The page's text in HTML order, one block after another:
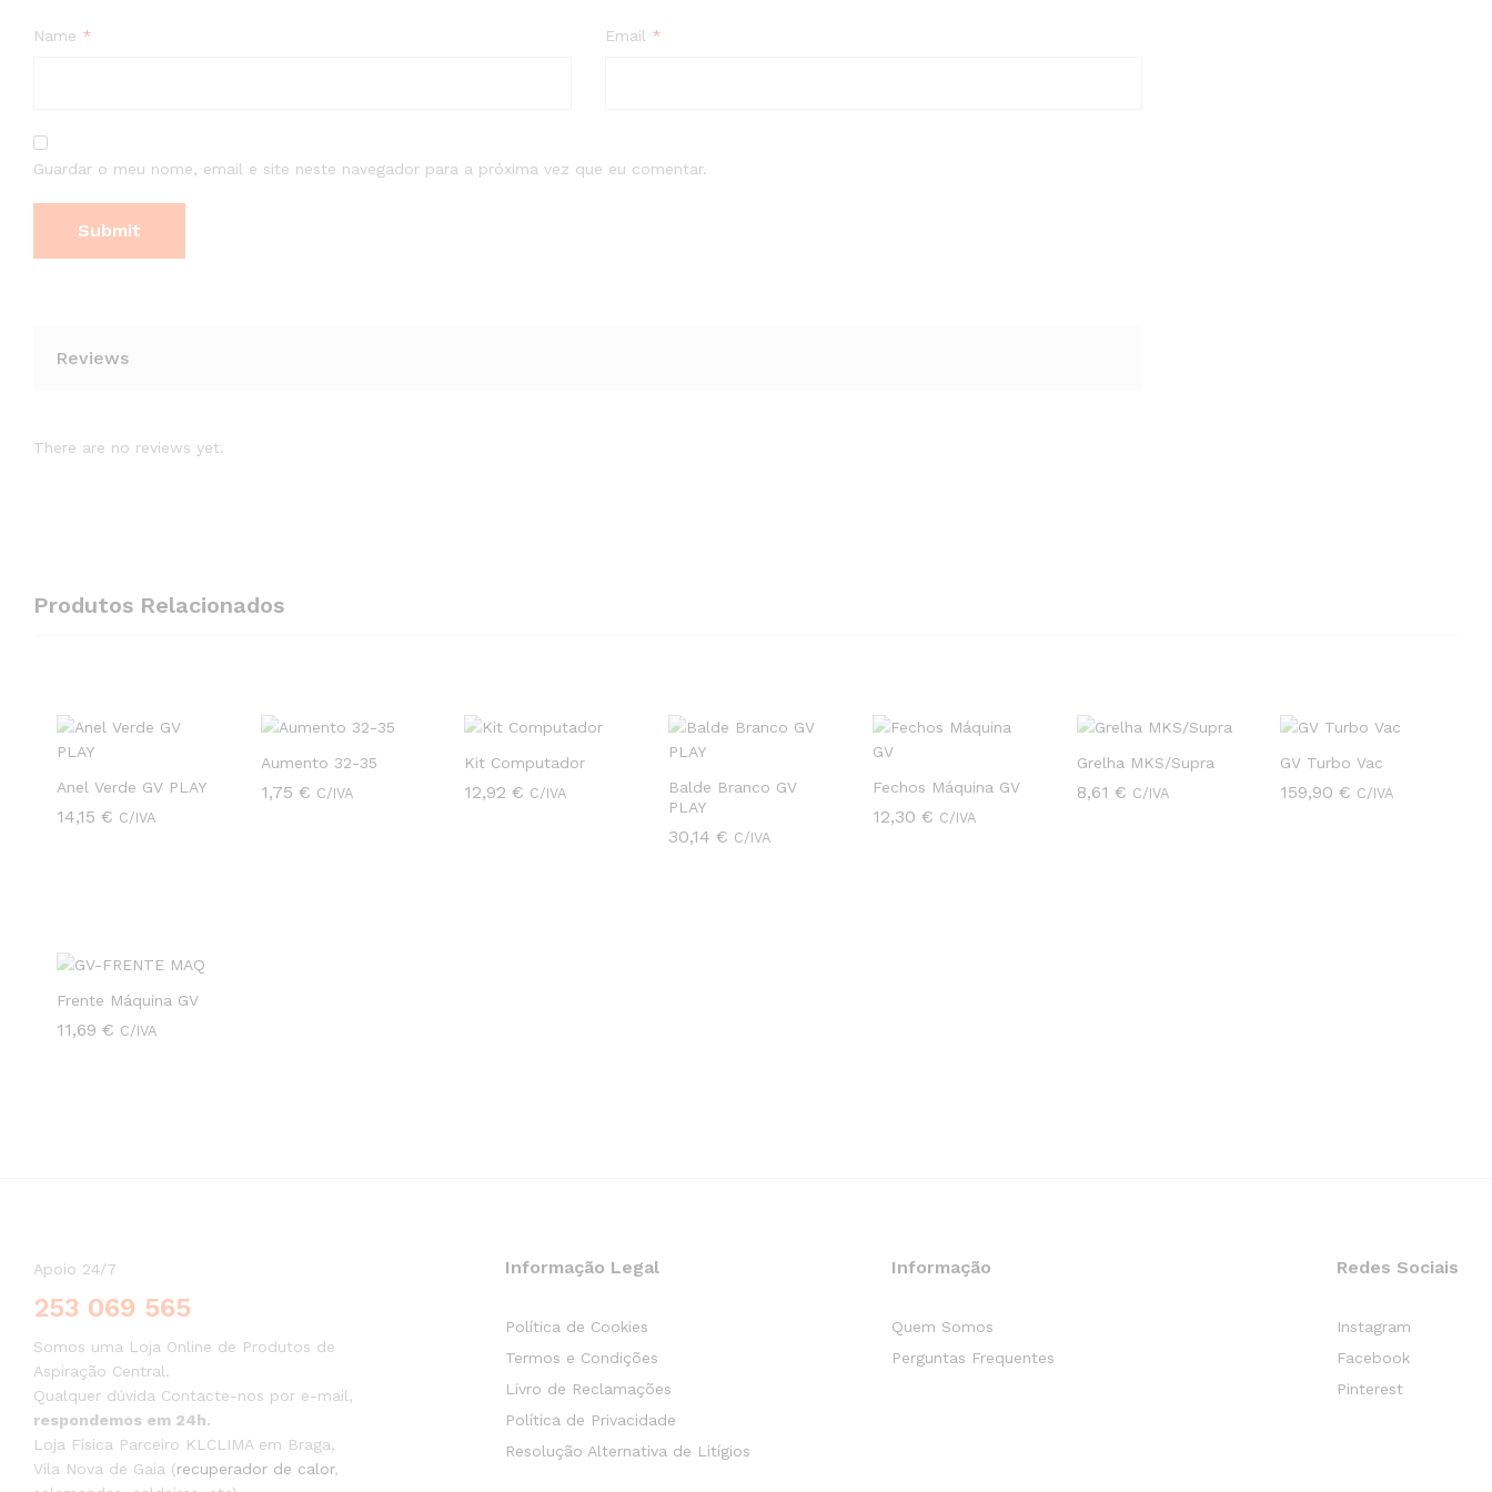
Name * Email *
Guardar o meu nome, email e site neste navegador para a próxima vez que eu comentar.
Reviews
There are no reviews yet.
Produtos Relacionados
Anel Verde GV PLAY
14,15 € C/IVA
14,15 €
Aumento 32-35
1,75 € C/IVA
1,75 €
Kit Computador
12,92€ C/IVA
12,92€
Balde Branco GV
PLAY
30,14€ C/IVA
30,14€
Fechos Máquina GV
12,30 € C/IVA
12,30 €
Grelha MKS/Supra
8,61 € C/IVA
8,61 €
GV Turbo Vac
159,90€ C/IVA
159,90€
Frente Máquina GV
11,69 € C/IVA
11,69 €
Apoio 24/7
253 069 565
Somos uma Loja Online de Produtos de
Aspiração Central.
Qualquer dúvida Contacte-nos por e-mail,
respondemos em 24h.
Loja Física Parceiro KLCLIMA em Braga,
Vila Nova de Gaia (recuperador de calor,
Informação Legal
Política de Cookies
Termos e Condições
Livro de Reclamações
Política de Privacidade
Resolução Alternativa de Litígios
Informação
Quem Somos
Perguntas Frequentes
Redes Sociais
Instagram
Facebook
Pinterest